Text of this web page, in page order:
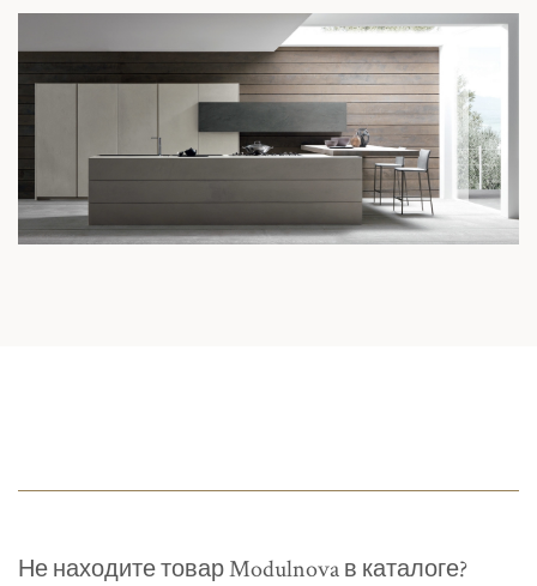
Не находите товар Modulnova в каталоге?